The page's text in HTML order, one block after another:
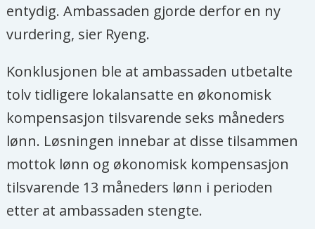
entydig. Ambassaden gjorde derfor en ny
vurdering, sier Ryeng.
Konklusjonen ble at ambassaden utbetalte
tolv tidligere lokalansatte en økonomisk
kompensasjon tilsvarende seks måneders
lønn. Løsningen innebar at disse tilsammen
mottok lønn og økonomisk kompensasjon
tilsvarende 13 måneders lønn i perioden
etter at ambassaden stengte.